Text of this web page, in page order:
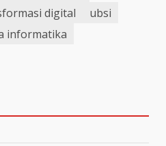
digital
ubsi
informatika